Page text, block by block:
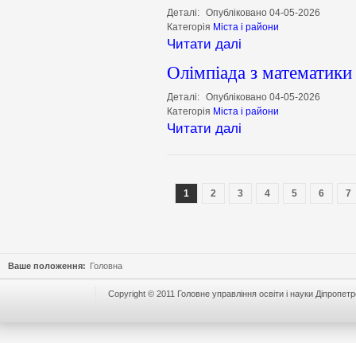
Деталі: Опубліковано 04-05-2026
Категорія Міста і райони
Читати далі
Олімпіада з математики
Деталі: Опубліковано 04-05-2026
Категорія Міста і райони
Читати далі
1 2 3 4 5 6 7
Ваше положення: Головна
Copyright © 2011 Головне управління освіти і науки